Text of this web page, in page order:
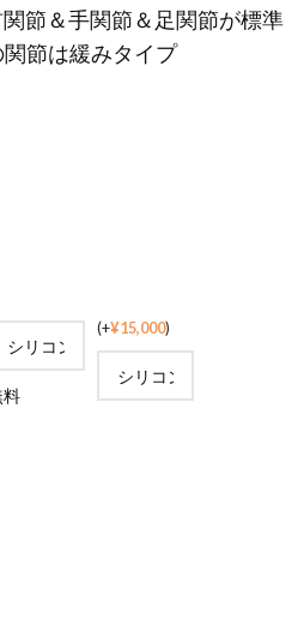
節＆手関節＆足関節が標準
節は緩みタイプ
料
(+¥15,000)